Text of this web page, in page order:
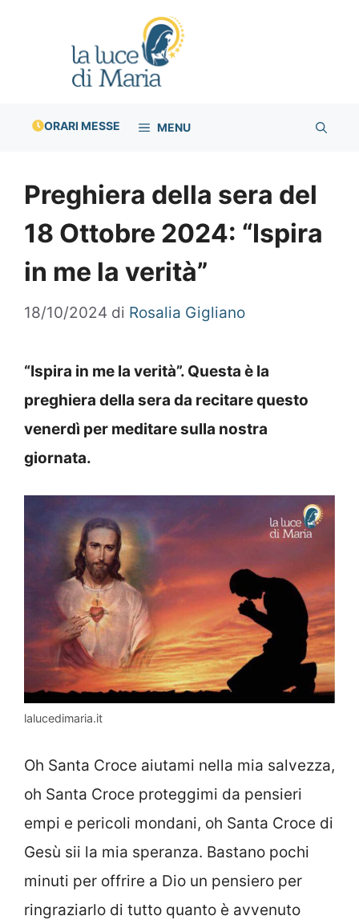
ORARI MESSE MENU
Preghiera della sera del
18 Ottobre 2024: “Ispira
in me la verità”
18/10/2024 di Rosalia Gigliano
“Ispira in me la verità”. Questa è la
preghiera della sera da recitare questo
venerdì per meditare sulla nostra
giornata.
lalucedimaria.it
Oh Santa Croce aiutami nella mia salvezza,
oh Santa Croce proteggimi da pensieri
empi e pericoli mondani, oh Santa Croce di
Gesù sii la mia speranza. Bastano pochi
minuti per offrire a Dio un pensiero per
ringraziarlo di tutto quanto è avvenuto